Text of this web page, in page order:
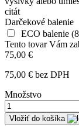
citát
Darčekové balenie
ECO balenie (
Tento tovar Vám
75,00 €
75,00 € bez DPH
Množstvo
Vložiť do košíka